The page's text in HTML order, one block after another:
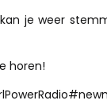
je weer
horen!